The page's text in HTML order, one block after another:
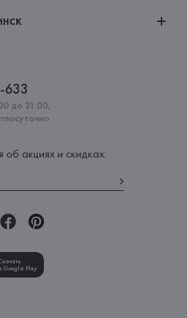
633
до 21:00,
об акциях и скидках:
в Google Play